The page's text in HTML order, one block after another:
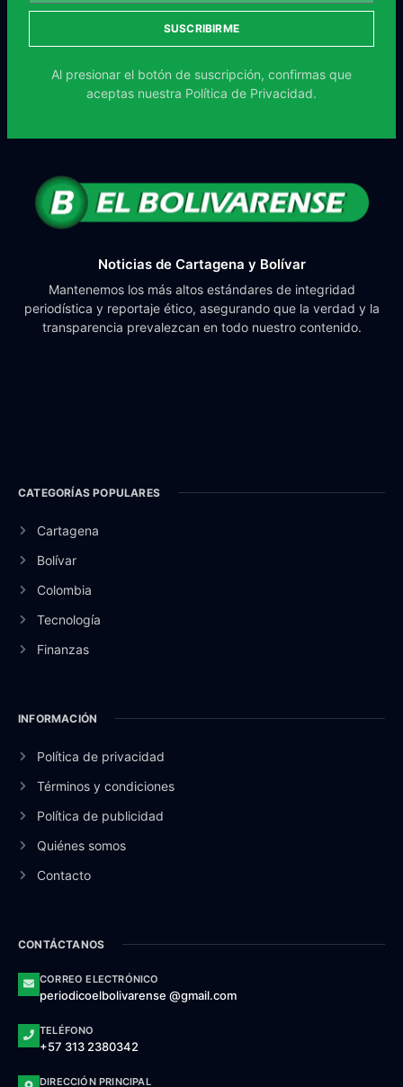
SUSCRIBIRME
Al presionar el botón de suscripción, confirmas que
aceptas nuestra Política de Privacidad.
Noticias de Cartagena y Bolívar
Mantenemos los más altos estándares de integridad
periodística y reportaje ético, asegurando que la verdad y la
transparencia prevalezcan en todo nuestro contenido.
CATEGORÍAS POPULARES
Cartagena
Bolívar
Colombia
Tecnología
Finanzas
INFORMACIÓN
Política de privacidad
Términos y condiciones
Política de publicidad
Quiénes somos
Contacto
CONTÁCTANOS
CORREO ELECTRÓNICO
periodicoelbolivarense @gmail.com
TELÉFONO
+57 313 2380342
DIRECCIÓN PRINCIPAL